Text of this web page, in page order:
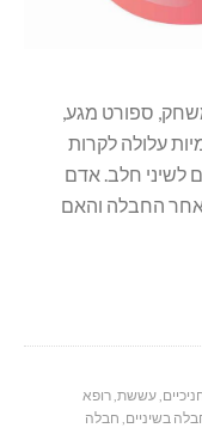
ספורט מגע,
עלולה לקרות
לשיני חלב. אדם
החבלה והאם
,עששת,רופא
בשיניים, חבלה